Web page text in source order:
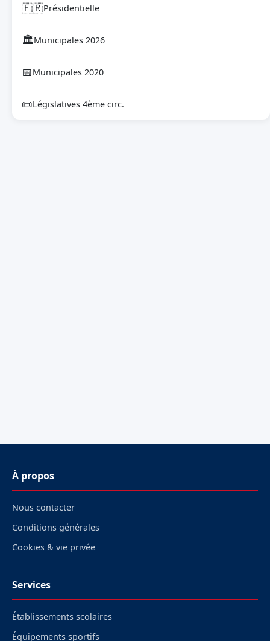
🇫🇷Présidentielle
🏛Municipales 2026
📅Municipales 2020
📜Législatives 4ème circ.
À propos
Nous contacter
Conditions générales
Cookies & vie privée
Services
Établissements scolaires
Équipements sportifs